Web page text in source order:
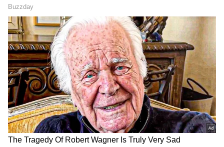
மேலும் சிறுமி மாயமான தினத்தன்று
அவரும் தலைமறைவானதால் சிறுமியை
அவரே கொலை செய்து விட்டு
தப்பிச்சென்றாரா? என்ற